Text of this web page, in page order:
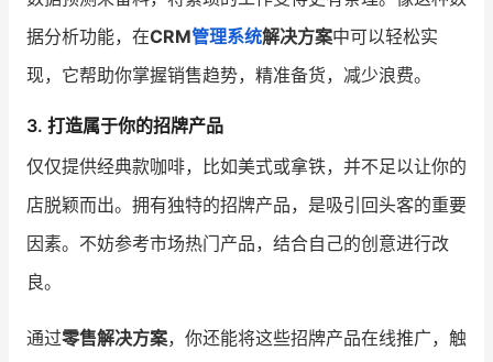
据分析功能，在CRM管理系统解决方案中可以轻松实
现，它帮助你掌握销售趋势，精准备货，减少浪费。
3. 打造属于你的招牌产品
仅仅提供经典款咖啡，比如美式或拿铁，并不足以让你的
店脱颖而出。拥有独特的招牌产品，是吸引回头客的重要
因素。不妨参考市场热门产品，结合自己的创意进行改
良。
通过零售解决方案，你还能将这些招牌产品在线推广，触